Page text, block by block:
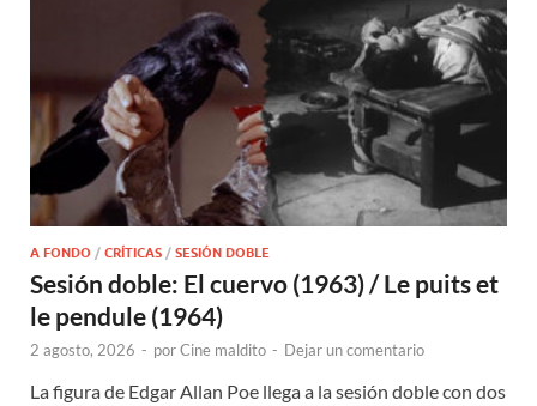
A FONDO / CRÍTICAS / SESIÓN DOBLE
Sesión doble: El cuervo (1963) / Le puits et
le pendule (1964)
2 agosto, 2026 - porCine maldito - Dejar un comentario
La figura de Edgar Allan Poe llega a la sesión doble con dos